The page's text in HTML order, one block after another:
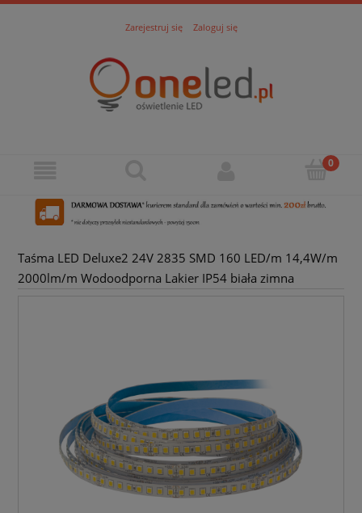
Zarejestruj się Zaloguj się
Taśma LED Deluxe2 24V 2835 SMD 160 LED/m 14,4W/m
2000lm/m Wodoodporna Lakier IP54 biała zimna